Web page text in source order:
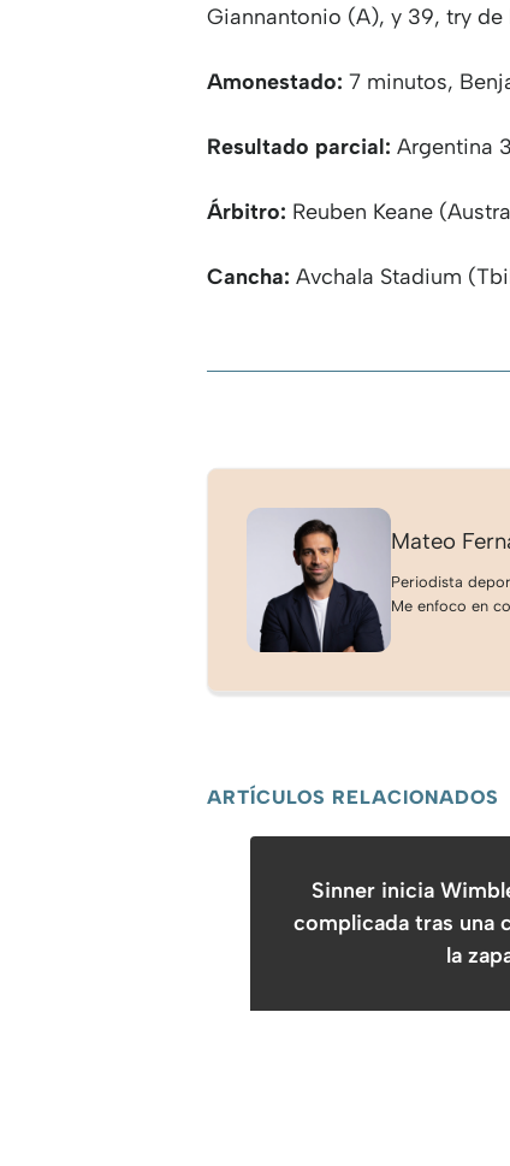
Giannantonio (A), y 39, try de
Amonestado: 7 minutos,
Resultado parcial: Argentina
Árbitro: Reuben Keane
Cancha: Avchala Stadium
Mateo
Periodista
Me enfoco en
ARTÍCULOS RELACIONADOS
Sinner inicia
complicada tras una
la